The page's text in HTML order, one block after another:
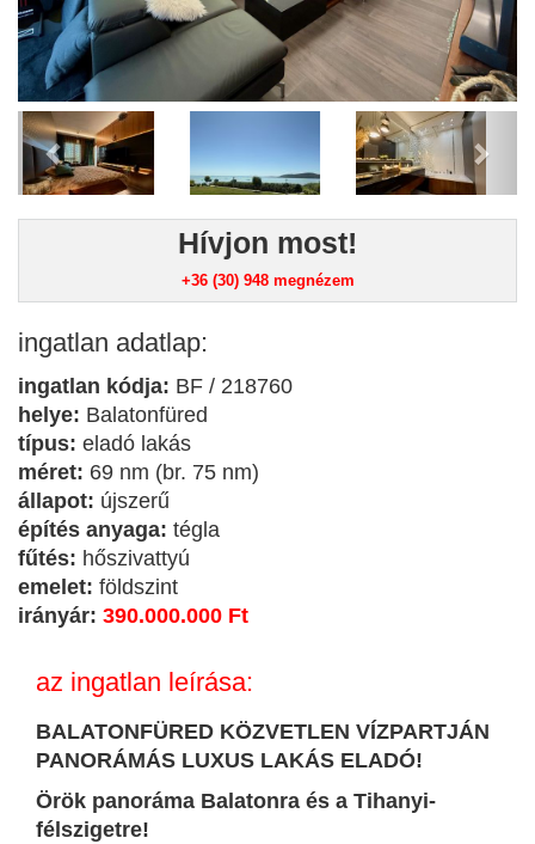
Previous Next
Hívjon most!
+36 (30) 948 megnézem
ingatlan adatlap:
ingatlan kódja: BF / 218760
helye: Balatonfüred
típus: eladó lakás
méret: 69 nm (br. 75 nm)
állapot: újszerű
építés anyaga: tégla
fűtés: hőszivattyú
emelet: földszint
irányár: 390.000.000 Ft
az ingatlan leírása:
BALATONFÜRED KÖZVETLEN VÍZPARTJÁN
PANORÁMÁS LUXUS LAKÁS ELADÓ!
Örök panoráma Balatonra és a Tihanyi-
félszigetre!